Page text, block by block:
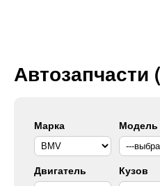
Автозапчасти
Марка Модель
Двигатель Кузов